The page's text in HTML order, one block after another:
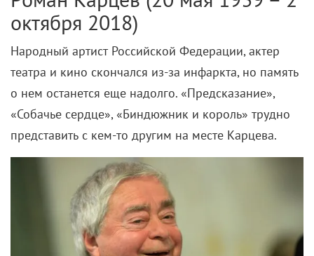
октября 2018)
Народный артист Российской Федерации, актер
театра и кино скончался из-за инфаркта, но память
о нем останется еще надолго. «Предсказание»,
«Собачье сердце», «Биндюжник и король» трудно
представить с кем-то другим на месте Карцева.